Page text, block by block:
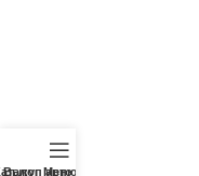
Выкуп авто
Меню